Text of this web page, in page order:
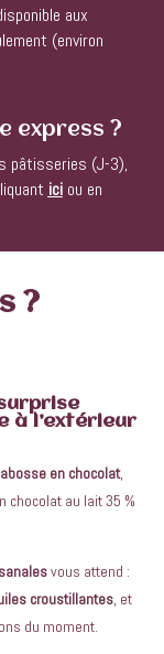
aux
(environ
express ?
pâtisseries (J-3),
iciou en
?
à l’extérieur
en chocolat,
chocolat au lait 35 %
vous attend :
croustillantes, et
du moment.